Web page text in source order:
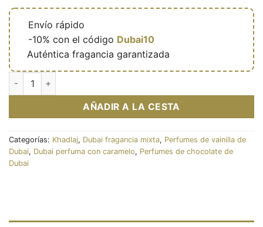
Envío rápido
-10% con el código Dubai10
Auténtica fragancia garantizada
Eau de parfum Brown Choco (La Fede) 100ml - Khadlaj
AÑADIR A LA CESTA
Categorías: Khadlaj, Dubai fragancia mixta, Perfumes de vainilla de
Dubai, Dubai perfuma con caramelo, Perfumes de chocolate de
Dubai